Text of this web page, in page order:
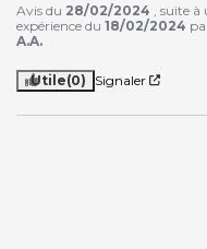
Avis du 28/02/2024
, suite à
expérience du18/02/2024
A.A.
Utile(0) Signaler